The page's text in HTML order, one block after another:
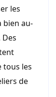
les
bien au-
tous les
de